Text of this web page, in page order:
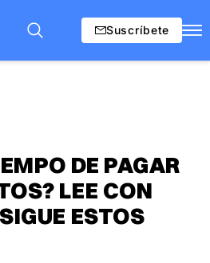
Suscríbete
DE PAGAR
LEE CON
ESTOS